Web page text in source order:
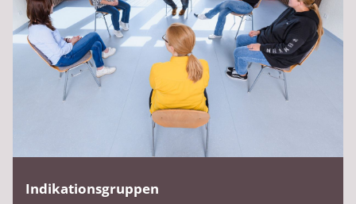
Indikationsgruppen